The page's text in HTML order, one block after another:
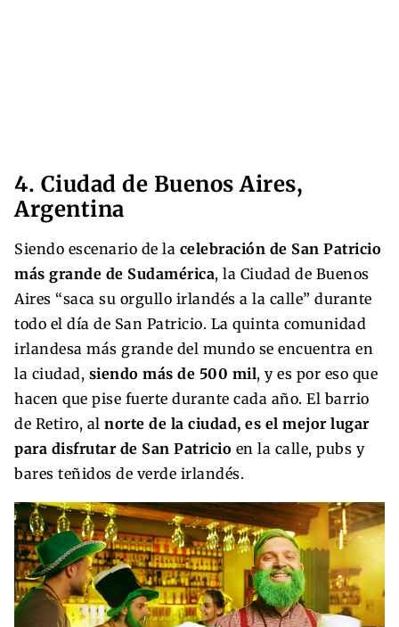
4. Ciudad de Buenos Aires,
Argentina
Siendo escenario de la celebración de San Patricio
más grande de Sudamérica, la Ciudad de Buenos
Aires “saca su orgullo irlandés a la calle” durante
todo el día de San Patricio. La quinta comunidad
irlandesa más grande del mundo se encuentra en
la ciudad, siendo más de 500 mil, y es por eso que
hacen que pise fuerte durante cada año. El barrio
de Retiro, al norte de la ciudad, es el mejor lugar
para disfrutar de San Patricio en la calle, pubs y
bares teñidos de verde irlandés.